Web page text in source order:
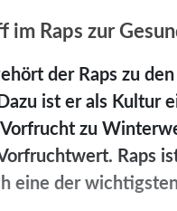
im Raps zur
der Raps zu
ist er als Kultur
Vorfrucht zu
Raps
eine der